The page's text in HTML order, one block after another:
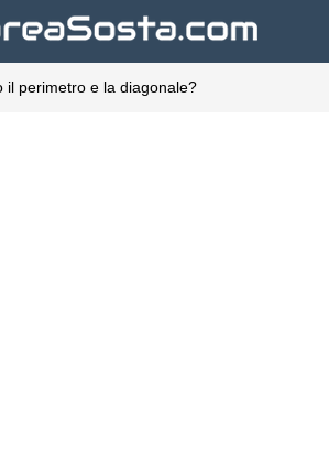
il perimetro e la diagonale?